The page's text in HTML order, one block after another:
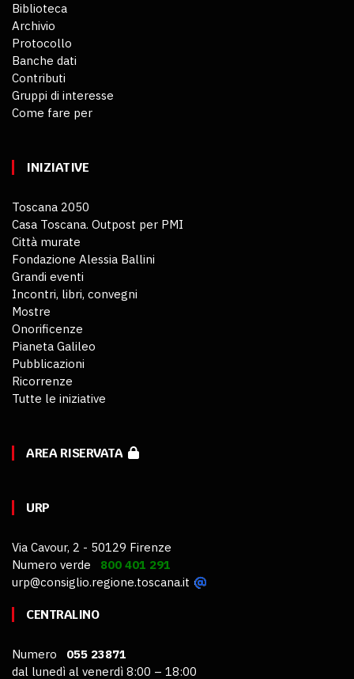
Biblioteca
Archivio
Protocollo
Banche dati
Contributi
Gruppi di interesse
Come fare per
INIZIATIVE
Toscana 2050
Casa Toscana. Outpost per PMI
Città murate
Fondazione Alessia Ballini
Grandi eventi
Incontri, libri, convegni
Mostre
Onorificenze
Pianeta Galileo
Pubblicazioni
Ricorrenze
Tutte le iniziative
AREA RISERVATA
URP
Via Cavour, 2 - 50129 Firenze
Numero verde 800 401 291
urp@consiglio.regione.toscana.it
CENTRALINO
Numero 055 23871
dal lunedì al venerdì 8:00 – 18:00